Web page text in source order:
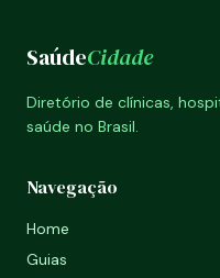
SaúdeCidade
Diretório de clínicas,
saúde no Brasil.
Navegação
Home
Guias